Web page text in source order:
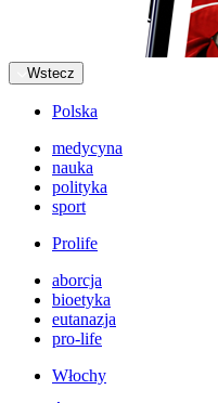
Wstecz
Polska
medycyna
nauka
polityka
sport
Prolife
aborcja
bioetyka
eutanazja
pro-life
Włochy